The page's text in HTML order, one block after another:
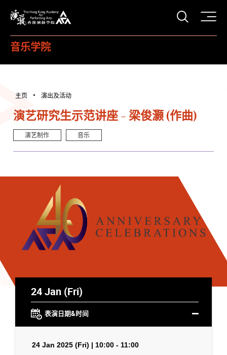
打开
音乐学院
主页 演出及活动
演艺研究生示范讲座 - 梁俊灏 (作曲)
演艺制作 音乐
24 Jan (Fri)
表演日期&时间
24 Jan 2025 (Fri) | 10:00 - 11:00